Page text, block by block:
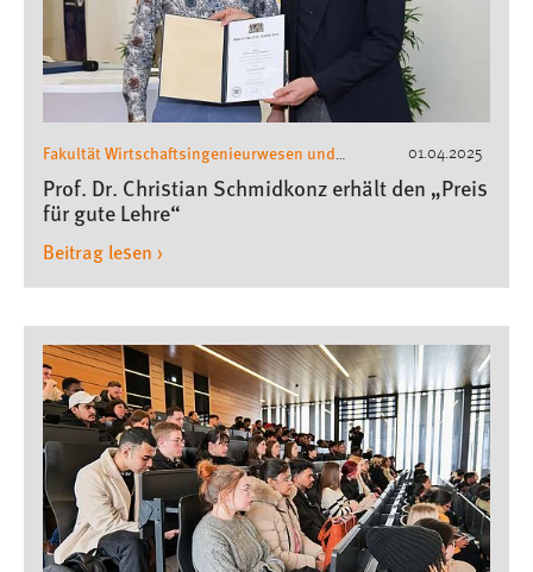
01.04.2025
Fakultät Wirtschaftsingenieurwesen und
Gesundheit ,Pressemeldungen
Prof. Dr. Christian Schmidkonz erhält den „Preis
für gute Lehre“
Beitrag lesen ›